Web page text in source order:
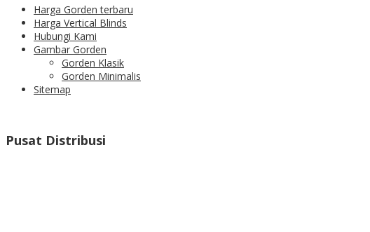
Harga Gorden terbaru
Harga Vertical Blinds
Hubungi Kami
Gambar Gorden
Gorden Klasik
Gorden Minimalis
Sitemap
Pusat Distribusi